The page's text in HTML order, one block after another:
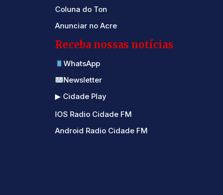
Coluna do Ton
Anunciar no Acre
Receba nossas notícias
WhatsApp
Newsletter
▶ Cidade Play
IOS Radio Cidade FM
Android Radio Cidade FM